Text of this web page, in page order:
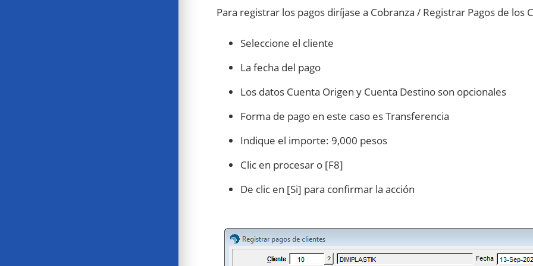
Para registrar los pagos diríjase a Cobranza / Registrar Pagos de los
Seleccione el cliente
La fecha del pago
Los datos Cuenta Origen y Cuenta Destino son opcionales
Forma de pago en este caso es Transferencia
Indique el importe: 9,000 pesos
Clic en procesar o [F8]
De clic en [Si] para confirmar la acción